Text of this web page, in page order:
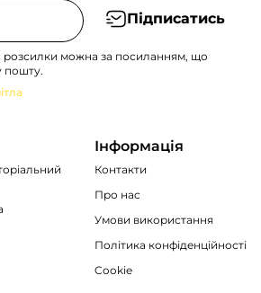
Підписатись
розсилки можна за посиланням, що
пошту.
Інформація
Контакти
Про нас
Умови використання
Політика конфіденційності
Cookie